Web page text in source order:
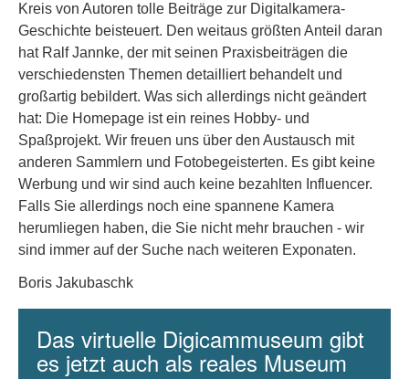
Kreis von Autoren tolle Beiträge zur Digitalkamera-
Geschichte beisteuert. Den weitaus größten Anteil daran
hat Ralf Jannke, der mit seinen Praxisbeiträgen die
verschiedensten Themen detailliert behandelt und
großartig bebildert. Was sich allerdings nicht geändert
hat: Die Homepage ist ein reines Hobby- und
Spaßprojekt. Wir freuen uns über den Austausch mit
anderen Sammlern und Fotobegeisterten. Es gibt keine
Werbung und wir sind auch keine bezahlten Influencer.
Falls Sie allerdings noch eine spannene Kamera
herumliegen haben, die Sie nicht mehr brauchen - wir
sind immer auf der Suche nach weiteren Exponaten.
Boris Jakubaschk
Das virtuelle Digicammuseum gibt
es jetzt auch als reales Museum